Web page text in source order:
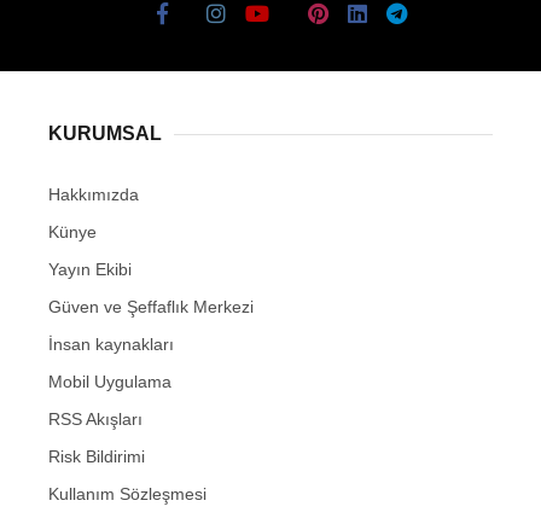
KURUMSAL
Hakkımızda
Künye
Yayın Ekibi
Güven ve Şeffaflık Merkezi
İnsan kaynakları
Mobil Uygulama
RSS Akışları
Risk Bildirimi
Kullanım Sözleşmesi